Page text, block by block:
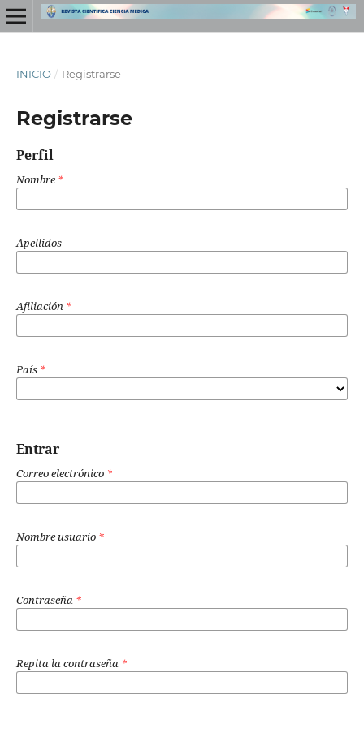
INICIO / Registrarse
Registrarse
Perfil
Nombre*
Apellidos
Afiliación *
País *
Entrar
Correo electrónico *
Nombre usuario *
Contraseña *
Repita la contraseña *